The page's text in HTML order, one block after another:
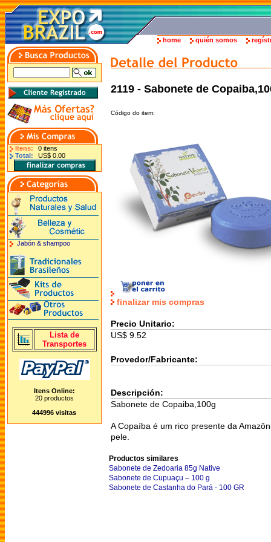
home quién somos
Itens:
0 itens
Total:
US$ 0.00
Jabón & shampoo
Lista de
Transportes
Itens Online:
20 productos
444996 visitas
2119 - Sabonete de
Código do item:
finalizar mis compras
Precio Unitario:
US$ 9.52
Provedor/Fabricante:
Descripción:
Sabonete de Copaiba,100g
A Copaíba é um rico presente da
pele.
Productos similares
Sabonete de Zedoaria 85g Native
Sabonete de Cupuaçu – 100 g
Sabonete de Castanha do Pará - 100 GR